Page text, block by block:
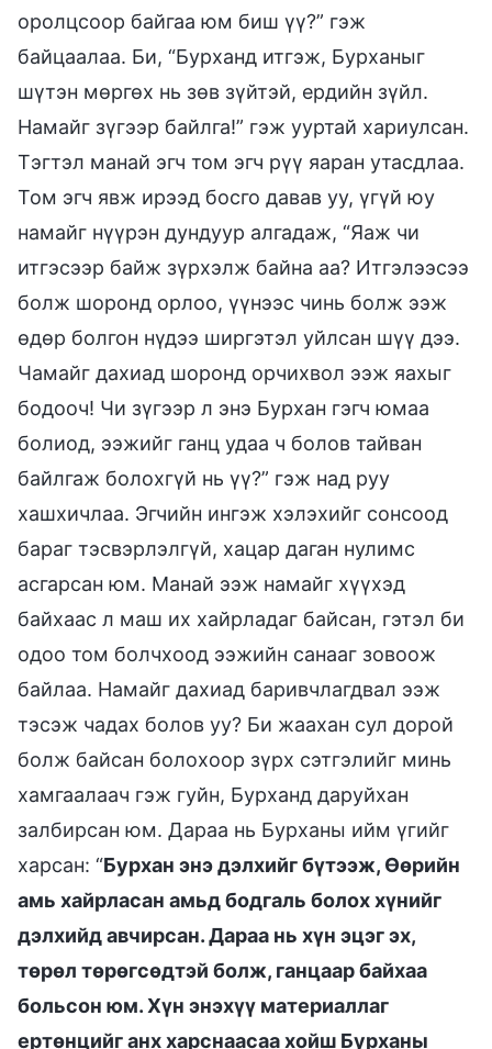
оролцсоор байгаа юм биш үү?” гэж
байцаалаа. Би, “Бурханд итгэж, Бурханыг
шүтэн мөргөх нь зөв зүйтэй, ердийн зүйл.
Намайг зүгээр байлга!” гэж ууртай хариулсан.
Тэгтэл манай эгч том эгч рүү яаран утасдлаа.
Том эгч явж ирээд босго давав уу, үгүй юу
намайг нүүрэн дундуур алгадаж, “Яаж чи
итгэсээр байж зүрхэлж байна аа? Итгэлээсээ
болж шоронд орлоо, үүнээс чинь болж ээж
өдөр болгон нүдээ ширгэтэл уйлсан шүү дээ.
Чамайг дахиад шоронд орчихвол ээж яахыг
бодооч! Чи зүгээр л энэ Бурхан гэгч юмаа
болиод, ээжийг ганц удаа ч болов тайван
байлгаж болохгүй нь үү?” гэж над руу
хашхичлаа. Эгчийн ингэж хэлэхийг сонсоод
бараг тэсвэрлэлгүй, хацар даган нулимс
асгарсан юм. Манай ээж намайг хүүхэд
байхаас л маш их хайрладаг байсан, гэтэл би
одоо том болчхоод ээжийн санааг зовоож
байлаа. Намайг дахиад баривчлагдвал ээж
тэсэж чадах болов уу? Би жаахан сул дорой
болж байсан болохоор зүрх сэтгэлийг минь
хамгаалаач гэж гуйн, Бурханд даруйхан
залбирсан юм. Дараа нь Бурханы ийм үгийг
харсан: “Бурхан энэ дэлхийг бүтээж, Өөрийн
амь хайрласан амьд бодгаль болох хүнийг
дэлхийд авчирсан. Дараа нь хүн эцэг эх,
төрөл төрөгсөдтэй болж, ганцаар байхаа
больсон юм. Хүн энэхүү материаллаг
ертөнцийг анх харснаасаа хойш Бурханы